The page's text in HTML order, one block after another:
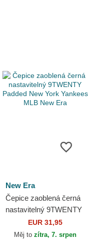
New Era
Čepice zaoblená černá
nastavitelný 9TWENTY
Padded New York
Yankees MLB New Era
EUR 31,95
Měj to zítra, 7. srpen